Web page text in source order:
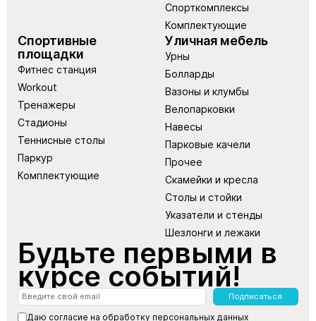
Спорткомплексы
Комплектующие
Спортивные
площадки
Фитнес станция
Workout
Тренажеры
Стадионы
Теннисные столы
Паркур
Комплектующие
Уличная мебель
Урны
Болларды
Вазоны и клумбы
Велопарковки
Навесы
Парковые качели
Прочее
Скамейки и кресла
Столы и стойки
Указатели и стенды
Шезлонги и лежаки
Будьте первыми в
курсе событий!
Подписаться
Даю согласие на обработку персональных данных